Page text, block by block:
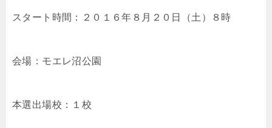
スタート時間：２０１６年８月２０日（土）８時
会場：モエレ沼公園
本選出場校：１校